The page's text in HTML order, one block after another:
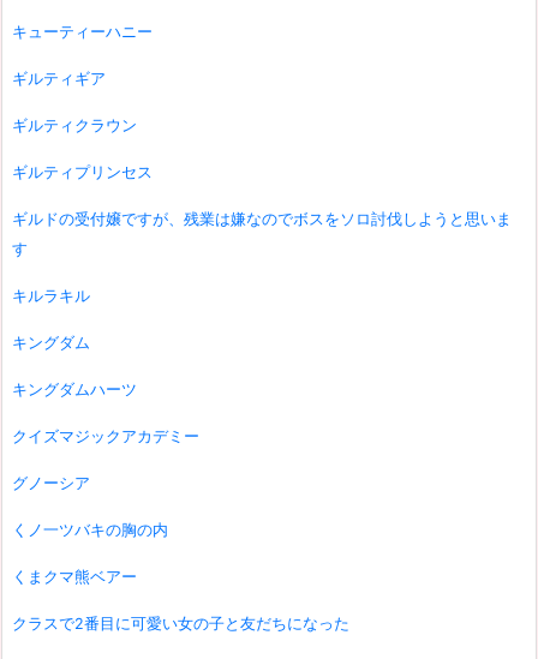
キューティーハニー
ギルティギア
ギルティクラウン
ギルティプリンセス
ギルドの受付嬢ですが、残業は嫌なのでボスをソロ討伐しようと思いま
す
キルラキル
キングダム
キングダムハーツ
クイズマジックアカデミー
グノーシア
くノ一ツバキの胸の内
くまクマ熊ベアー
クラスで2番目に可愛い女の子と友だちになった